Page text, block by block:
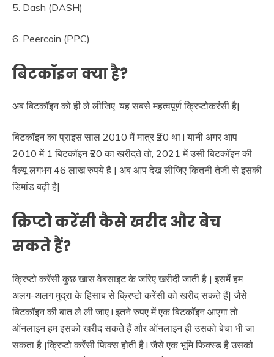
5. Dash (DASH)
6. Peercoin (PPC)
बिटकॉइन क्या है?
अब बिटकॉइन को ही ले लीजिए, यह सबसे महत्वपूर्ण क्रिप्टोकरंसी है|
बिटकॉइन का प्राइस साल 2010 में मात्र ₹20 था l यानी अगर आप
2010 में 1 बिटकॉइन ₹20 का खरीदते तो, 2021 में उसी बिटकॉइन की
वैल्यू लगभग 46 लाख रुपये है | अब आप देख लीजिए कितनी तेजी से इसकी
डिमांड बढ़ी है|
क्रिप्टो करेंसी कैसे खरीद और बेच
सकते हैं?
क्रिप्टो करेंसी कुछ खास वेबसाइट के जरिए खरीदी जाती है | इसमें हम
अलग-अलग मुद्रा के हिसाब से क्रिप्टो करेंसी को खरीद सकते हैं| जैसे
बिटकॉइन की बात ले ली जाए l इतने रुपए में एक बिटकॉइन आएगा तो
ऑनलाइन हम इसको खरीद सकते हैं और ऑनलाइन ही उसको बेचा भी जा
सकता है |क्रिप्टो करेंसी फिक्स होती है l जैसे एक भूमि फिक्स्ड है उसको